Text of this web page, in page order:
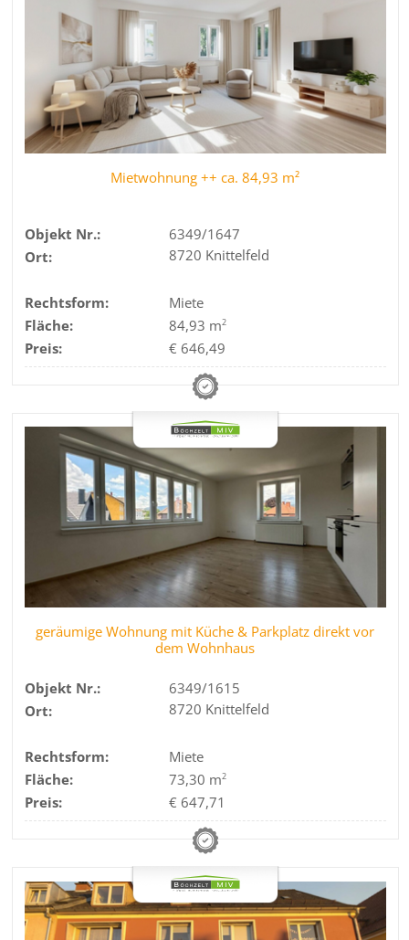
Mietwohnung ++ ca. 84,93 m²
Objekt Nr.:
6349/1647
Ort:
8720 Knittelfeld
Rechtsform:
Miete
Fläche:
84,93 m2
Preis: € 646,49
geräumige Wohnung mit Küche & Parkplatz direkt vor
dem Wohnhaus
Objekt Nr.:
6349/1615
Ort:
8720 Knittelfeld
Rechtsform:
Miete
Fläche:
73,30 m2
Preis: € 647,71